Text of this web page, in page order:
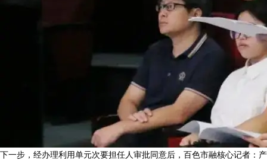
下一步，经办理利用单元次要担任人审批同意后，百色市融核心记者：产